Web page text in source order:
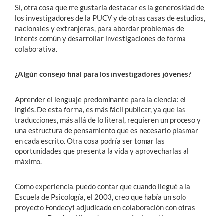
Sí, otra cosa que me gustaría destacar es la generosidad de
los investigadores de la PUCV y de otras casas de estudios,
nacionales y extranjeras, para abordar problemas de
interés común y desarrollar investigaciones de forma
colaborativa.
¿Algún consejo final para los investigadores jóvenes?
Aprender el lenguaje predominante para la ciencia: el
inglés. De esta forma, es más fácil publicar, ya que las
traducciones, más allá de lo literal, requieren un proceso y
una estructura de pensamiento que es necesario plasmar
en cada escrito. Otra cosa podría ser tomar las
oportunidades que presenta la vida y aprovecharlas al
máximo.
Como experiencia, puedo contar que cuando llegué a la
Escuela de Psicología, el 2003, creo que había un solo
proyecto Fondecyt adjudicado en colaboración con otras